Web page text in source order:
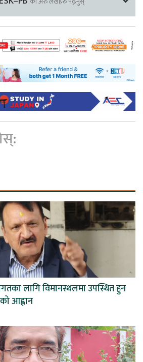
लागि विमानस्थलमा उपस्थित हुन
आह्वान